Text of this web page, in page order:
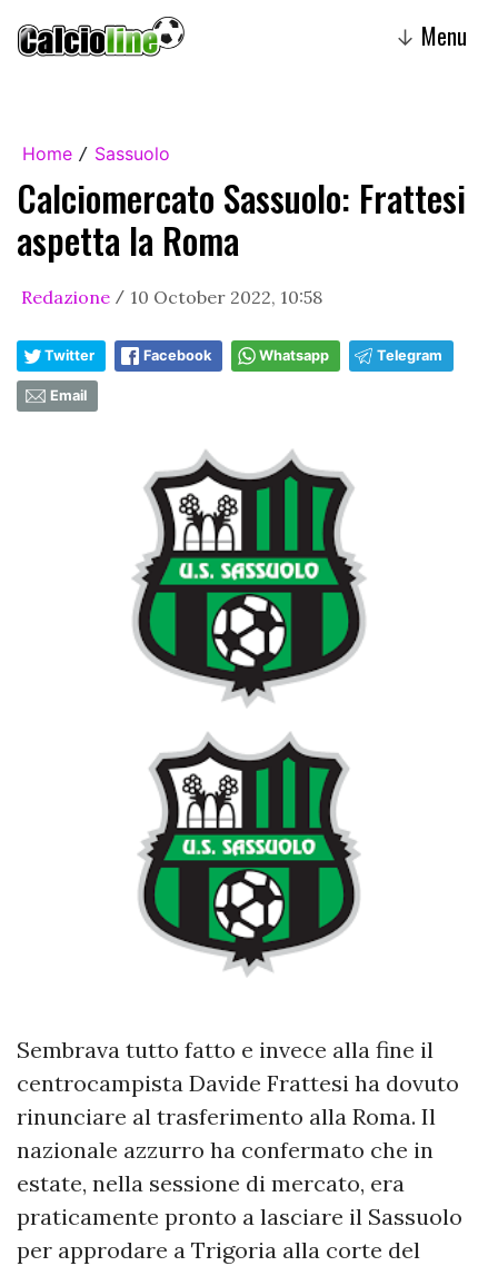
↓ Menu
Home / Sassuolo
Calciomercato Sassuolo: Frattesi
aspetta la Roma
Redazione / 10 October 2022, 10:58
Twitter Facebook Whatsapp Telegram
Email
Sembrava tutto fatto e invece alla fine il
centrocampista Davide Frattesi ha dovuto
rinunciare al trasferimento alla Roma. Il
nazionale azzurro ha confermato che in
estate, nella sessione di mercato, era
praticamente pronto a lasciare il Sassuolo
per approdare a Trigoria alla corte del